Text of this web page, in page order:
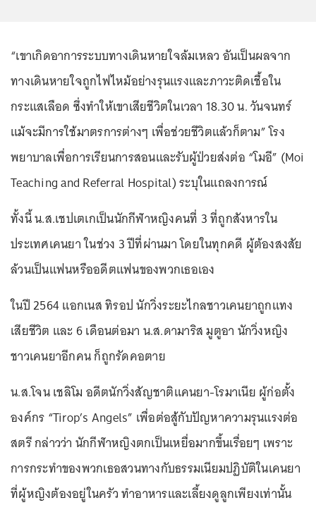
“เขาเกิดอาการระบบทางเดินหายใจล้มเหลว อันเป็นผลจาก
ทางเดินหายใจถูกไฟไหม้อย่างรุนแรงและภาวะติดเชื้อใน
กระแสเลือด ซึ่งทำให้เขาเสียชีวิตในเวลา 18.30 น. วันจนทร์
แม้จะมีการใช้มาตรการต่างๆ เพื่อช่วยชีวิตแล้วก็ตาม” โรง
พยาบาลเพื่อการเรียนการสอนและรับผู้ป่วยส่งต่อ “โมอี” (Moi
Teaching and Referral Hospital) ระบุในแถลงการณ์
ทั้งนี้ น.ส.เชปเตเกเป็นนักกีฬาหญิงคนที่ 3 ที่ถูกสังหารใน
ประเทศเคนยา ในช่วง 3 ปีที่ผ่านมา โดยในทุกคดี ผู้ต้องสงสัย
ล้วนเป็นแฟนหรืออดีตแฟนของพวกเธอเอง
ในปี 2564 แอกเนส ทิรอป นักวิ่งระยะไกลชาวเคนยาถูกแทง
เสียชีวิต และ 6 เดือนต่อมา น.ส.ดามาริส มูตูอา นักวิ่งหญิง
ชาวเคนยาอีกคน ก็ถูกรัดคอตาย
น.ส.โจน เชลิโม อดีตนักวิ่งสัญชาติแคนยา-โรมาเนีย ผู้ก่อตั้ง
องค์กร “Tirop’s Angels” เพื่อต่อสู้กับปัญหาความรุนแรงต่อ
สตรี กล่าวว่า นักกีฬาหญิงตกเป็นเหยื่อมากขึ้นเรื่อยๆ เพราะ
การกระทำของพวกเธอสวนทางกับธรรมเนียมปฏิบัติในเคนยา
ที่ผู้หญิงต้องอยู่ในครัว ทำอาหารและเลี้ยงดูลูกเพียงเท่านั้น